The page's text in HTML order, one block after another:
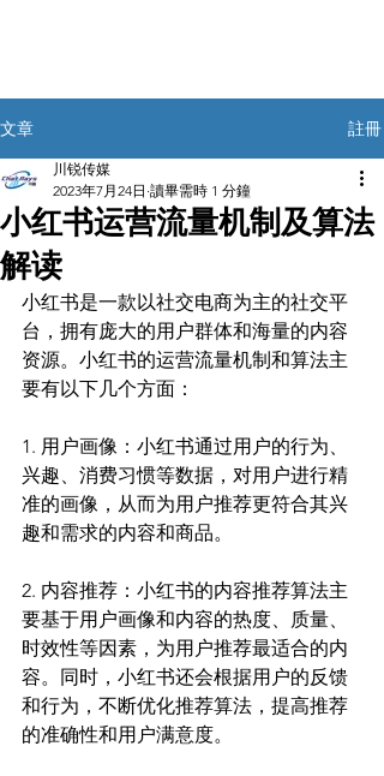
文章 註冊
小红书运营流量机制及算法
解读
川锐传媒
2023年7月24日 讀畢需時 1 分鐘
小红书是一款以社交电商为主的社交平
台，拥有庞大的用户群体和海量的内容
资源。小红书的运营流量机制和算法主
要有以下几个方面：
1. 用户画像：小红书通过用户的行为、
兴趣、消费习惯等数据，对用户进行精
准的画像，从而为用户推荐更符合其兴
趣和需求的内容和商品。
2. 内容推荐：小红书的内容推荐算法主
要基于用户画像和内容的热度、质量、
时效性等因素，为用户推荐最适合的内
容。同时，小红书还会根据用户的反馈
和行为，不断优化推荐算法，提高推荐
的准确性和用户满意度。